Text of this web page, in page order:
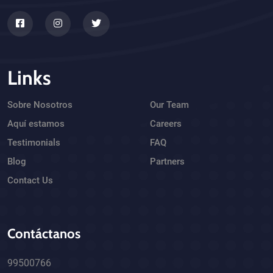
Links
Sobre Nosotros
Aquí estamos
Testimonials
Blog
Contact Us
Our Team
Careers
FAQ
Partners
Contáctanos
99500766